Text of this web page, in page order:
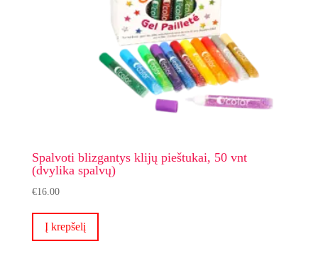
Spalvoti blizgantys klijų pieštukai, 50 vnt
(dvylika spalvų)
€16.00
Į krepšelį